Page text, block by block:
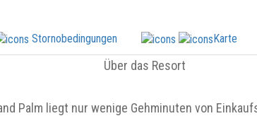
Stornobedingungen Karte
Über das Resort
Palm liegt nur wenige Gehminuten von